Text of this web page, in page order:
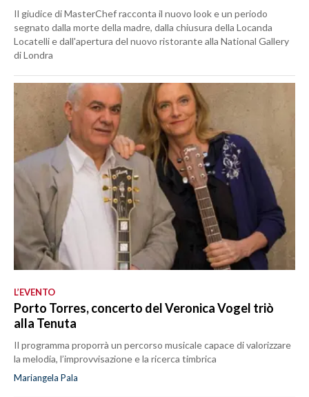
Il giudice di MasterChef racconta il nuovo look e un periodo
segnato dalla morte della madre, dalla chiusura della Locanda
Locatelli e dall'apertura del nuovo ristorante alla National Gallery
di Londra
L’EVENTO
Porto Torres, concerto del Veronica Vogel triò
alla Tenuta
Il programma proporrà un percorso musicale capace di valorizzare
la melodia, l’improvvisazione e la ricerca timbrica
Mariangela Pala